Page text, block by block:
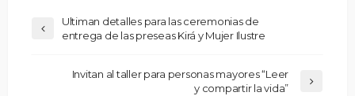
Ultiman detalles para las ceremonias de
entrega de las preseas Kirá y Mujer Ilustre
Invitan al taller para personas mayores “Leer
y compartir la vida”